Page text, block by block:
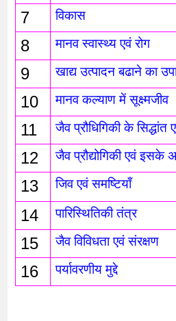
7 विकास
8 मानव स्वास्थ्य एवं रोग
9 खाद्य उत्पादन बढाने का
10 मानव कल्याण में सूक्ष्मजीव
11 जैव प्रौधिगिकी के सिद्धांत
12 जैव प्रौद्योगिकी एवं इसके
13 जिव एवं समष्टियाँ
14 पारिस्थितिकी तंत्र
15 जैव विविधता एवं संरक्षण
16 पर्यावरणीय मुद्दे